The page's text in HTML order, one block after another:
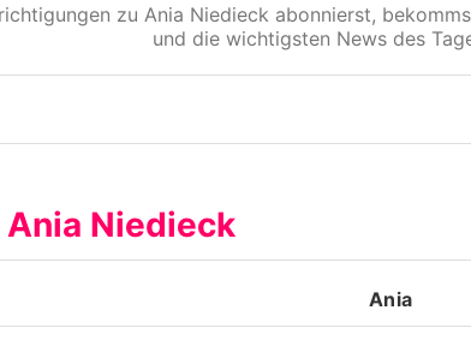
Team
Nutzungsbedingungen
zu Ania Niedieck abonnierst,
und die wichtigsten News des
Niedieck
Ania